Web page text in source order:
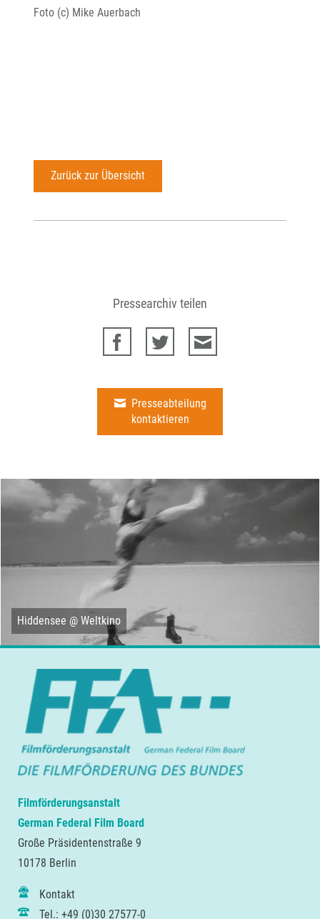
Foto (c) Mike Auerbach
Zurück zur Übersicht
Pressearchiv teilen
Presseabteilung
kontaktieren
Hiddensee @ Weltkino
Filmförderungsanstalt
German Federal Film Board
Große Präsidentenstraße 9
10178 Berlin
Kontakt
Tel.: +49 (0)30 27577-0